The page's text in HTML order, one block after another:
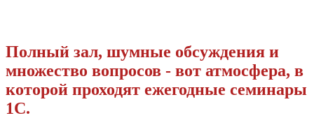
Полный зал, шумные обсуждения и
множество вопросов - вот атмосфера, в
которой проходят ежегодные семинары
1С.